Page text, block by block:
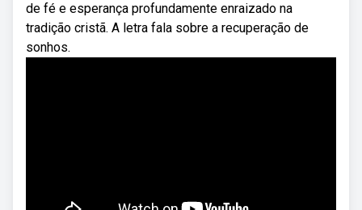
de fé e esperança profundamente enraizado na
tradição cristã. A letra fala sobre a recuperação de
sonhos.